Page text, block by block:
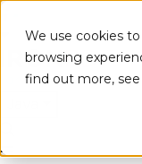
We use cookies
browsing
find out more,